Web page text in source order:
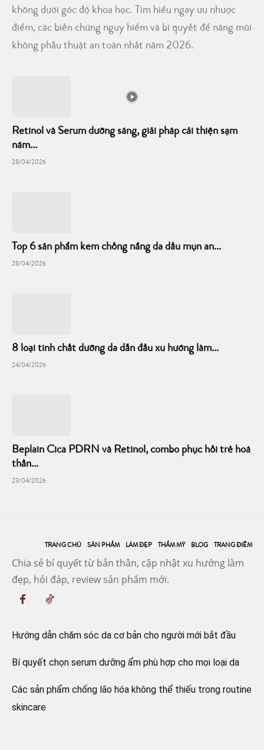
không dưới góc độ khoa học. Tìm hiểu ngay ưu nhược
điểm, các biến chứng nguy hiểm và bí quyết để nâng mũi
không phẫu thuật an toàn nhất năm 2026.
Retinol và Serum dưỡng sáng, giải pháp cải thiện sạm
nám...
28/04/2026
Top 6 sản phẩm kem chống nắng da dầu mụn an...
28/04/2026
8 loại tinh chất dưỡng da dẫn đầu xu hướng làm...
24/04/2026
Beplain Cica PDRN và Retinol, combo phục hồi trẻ hoá
thần...
23/04/2026
TRANG CHỦ SẢN PHẨM LÀM ĐẸP THẨM MỸ BLOG TRANG ĐIỂM
Chia sẻ bí quyết từ bản thân, cập nhật xu hướng làm
đẹp, hỏi đáp, review sản phẩm mới.
Hướng dẫn chăm sóc da cơ bản cho người mới bắt đầu
Bí quyết chọn serum dưỡng ẩm phù hợp cho mọi loại da
Các sản phẩm chống lão hóa không thể thiếu trong routine
skincare